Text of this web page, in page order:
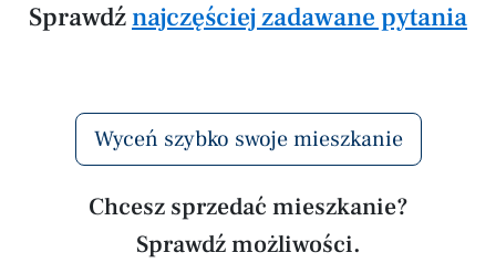
Sprawdźnajczęściej zadawane pytania
Wyceń szybko swoje mieszkanie
Chcesz sprzedać mieszkanie?
Sprawdź możliwości.